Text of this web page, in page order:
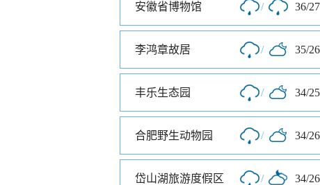
安徽省博物馆 / 36/
李鸿章故居 / 35/
丰乐生态园 / 34/
合肥野生动物园 / 34/
岱山湖旅游度假区 / 34/